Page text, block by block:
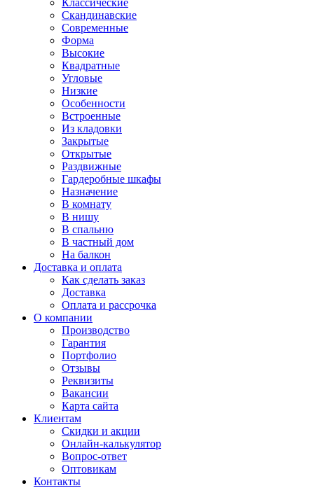
Классические
Скандинавские
Современные
Форма
Высокие
Квадратные
Угловые
Низкие
Особенности
Встроенные
Из кладовки
Закрытые
Открытые
Раздвижные
Гардеробные шкафы
Назначение
В комнату
В нишу
В спальню
В частный дом
На балкон
Доставка и оплата
Как сделать заказ
Доставка
Оплата и рассрочка
О компании
Производство
Гарантия
Портфолио
Отзывы
Реквизиты
Вакансии
Карта сайта
Клиентам
Скидки и акции
Онлайн-калькулятор
Вопрос-ответ
Оптовикам
Контакты